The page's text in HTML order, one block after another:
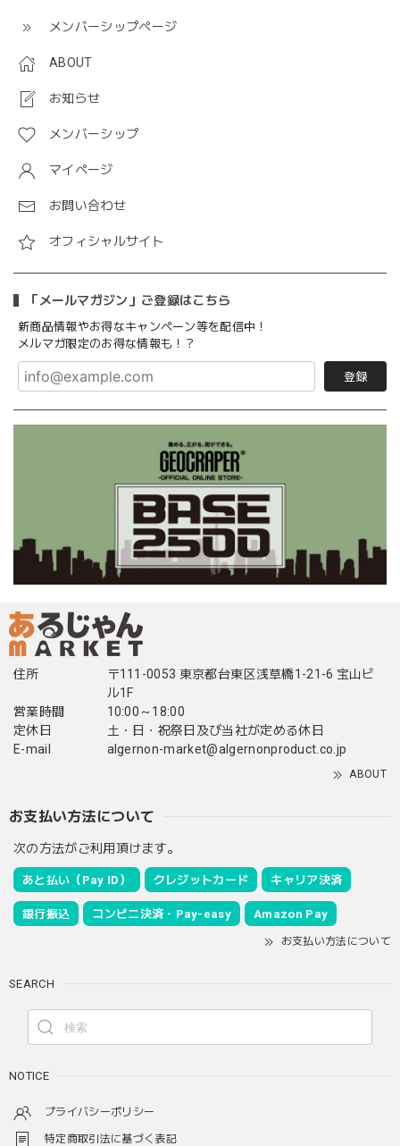
メンバーシップページ
ABOUT
お知らせ
メンバーシップ
マイページ
お問い合わせ
オフィシャルサイト
「メールマガジン」ご登録はこちら
新商品情報やお得なキャンペーン等を配信中！
メルマガ限定のお得な情報も！？
登録
住所
〒111-0053 東京都台東区浅草橋1-21-6 宝山ビ
ル1F
営業時間
10:00～18:00
定休日
土・日・祝祭日及び当社が定める休日
E-mail
algernon-market@algernonproduct.co.jp
ABOUT
お支払い方法について
次の方法がご利用頂けます。
あと払い（Pay ID） クレジットカード キャリア決済
銀行振込 コンビニ決済・Pay-easy Amazon Pay
お支払い方法について
SEARCH
NOTICE
プライバシーポリシー
特定商取引法に基づく表記